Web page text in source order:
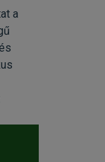
a